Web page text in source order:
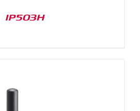
IP503H